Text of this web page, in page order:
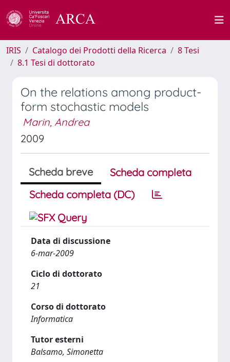
IRIS Catalogo dei Prodotti della Ricerca
8 Tesi
8.1 Tesi di dottorato
On the relations among product-
form stochastic models
Marin, Andrea
2009
Scheda breve
Scheda completa
Scheda completa (DC)
Data di discussione
6-mar-2009
Ciclo di dottorato
21
Corso di dottorato
Informatica
Tutor esterni
Balsamo, Simonetta